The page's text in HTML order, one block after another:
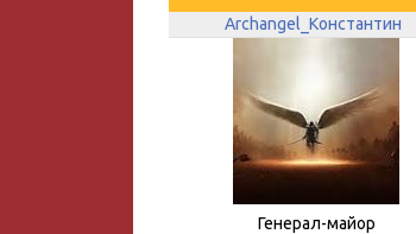
Archangel_Константин
Генерал-майор